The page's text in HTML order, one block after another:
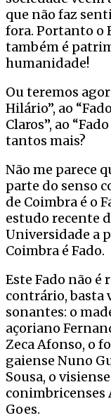
que não faz
fora. Portanto o
também é
humanidade!
Ou teremos
Hilário”, ao
Claros”, ao
tantos mais?
Não me parece
parte do senso
de Coimbra é o
estudo recente
Universidade a
Coimbra é Fado.
Este Fado não
contrário, basta
sonantes: o
açoriano
Zeca Afonso, o
gaiense Nuno
Sousa, o
conimbricenses
Goes.